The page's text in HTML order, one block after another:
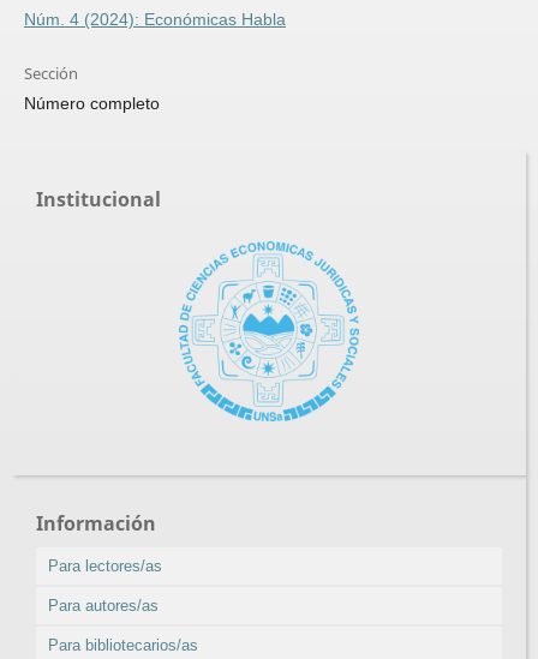
Núm. 4 (2024): Económicas Habla
Sección
Número completo
Institucional
Información
Para lectores/as
Para autores/as
Para bibliotecarios/as